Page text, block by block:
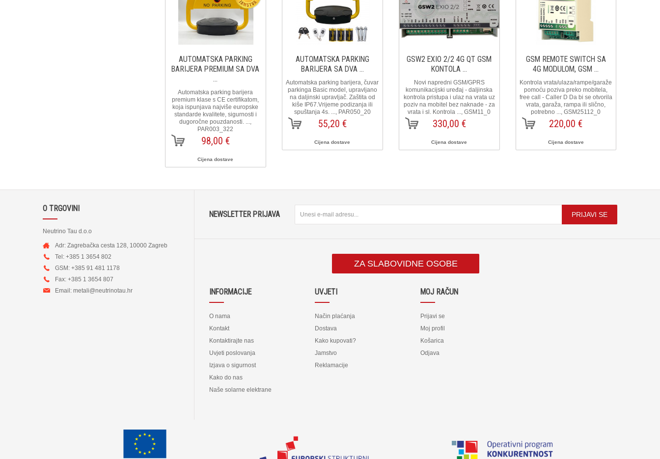
AUTOMATSKA PARKING
BARIJERA PREMIUM SA DVA
...
Automatska parking barijera
premium klase s CE certifikatom,
koja ispunjava najviše europske
standarde kvalitete, sigurnosti i
dugoročne pouzdanosti. ...,
PAR003_322
98,00 €
Cijena dostave
AUTOMATSKA PARKING
BARIJERA SA DVA ...
Automatska parking barijera, čuvar
parkinga Basic model, upravljano
na daljinski upravljač. Zaštita od
kiše IP67.Vrijeme podizanja ili
spuštanja 4s. ..., PAR050_20
55,20 €
Cijena dostave
GSW2 EXIO 2/2 4G QT GSM
KONTOLA ...
Novi napredni GSM/GPRS
komunikacijski uređaj - daljinska
kontrola pristupa i ulaz na vrata uz
poziv na mobitel bez naknade - za
vrata i sl. Kontrola ..., GSM11_0
330,00 €
Cijena dostave
GSM REMOTE SWITCH SA
4G MODULOM, GSM ...
Kontrola vrata/ulaza/rampe/garaže
pomoću poziva preko mobitela,
free call - Caller D Da bi se otvorila
vrata, garaža, rampa ili slično,
potrebno ..., GSM25112_0
220,00 €
Cijena dostave
O TRGOVINI
Neutrino Tau d.o.o
Adr: Zagrebačka cesta 128, 10000 Zagreb
Tel: +385 1 3654 802
GSM: +385 91 481 1178
Fax: +385 1 3654 807
Email: metali@neutrinotau.hr
NEWSLETTER PRIJAVA PRIJAVI SE
ZA SLABOVIDNE OSOBE
INFORMACIJE
O nama
Kontakt
Kontaktirajte nas
Uvjeti poslovanja
Izjava o sigurnost
Kako do nas
Naše solarne elektrane
UVJETI
Način plaćanja
Dostava
Kako kupovati?
Jamstvo
Reklamacije
MOJ RAČUN
Prijavi se
Moj profil
Košarica
Odjava